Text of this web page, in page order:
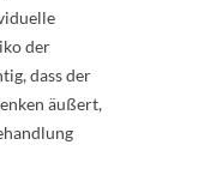
der
dass der
äußert,